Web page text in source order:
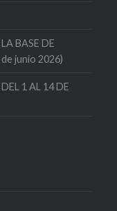
BASE DE
junio 2026)
1 AL 14 DE